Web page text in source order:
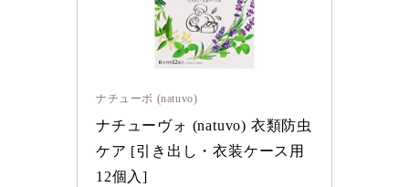
ナチューボ (natuvo)
ナチューヴォ (natuvo) 衣類防虫
ケア [引き出し・衣装ケース用
12個入]